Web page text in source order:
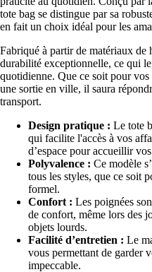
tote bag se distingue par sa
en fait un choix idéal pour les
Fabriqué à partir de matériaux de
durabilité exceptionnelle, ce qui
quotidienne. Que ce soit pour
une sortie en ville, il saura
transport.
Design pratique : Le tote
qui facilite l'accès à vos
d’espace pour accueillir
Polyvalence : Ce modèle
tous les styles, que ce soit
formel.
Confort : Les poignées
de confort, même lors des
objets lourds.
Facilité d’entretien : Le
vous permettant de garder
impeccable.